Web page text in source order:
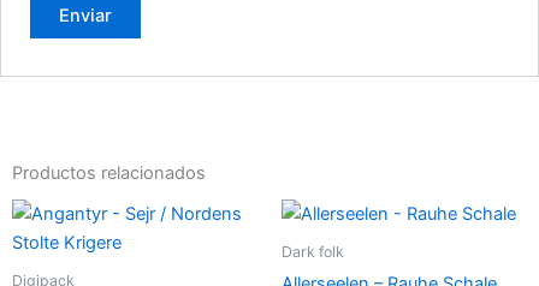
Productos relacionados
Digipack
Dark folk